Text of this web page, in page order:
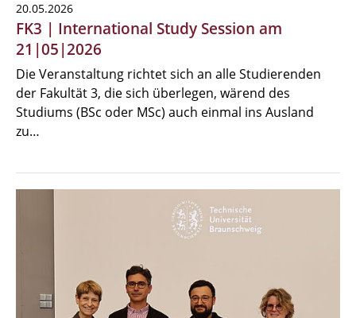
20.05.2026
FK3 | International Study Session am
21|05|2026
Die Veranstaltung richtet sich an alle Studierenden
der Fakultät 3, die sich überlegen, wärend des
Studiums (BSc oder MSc) auch einmal ins Ausland
zu…